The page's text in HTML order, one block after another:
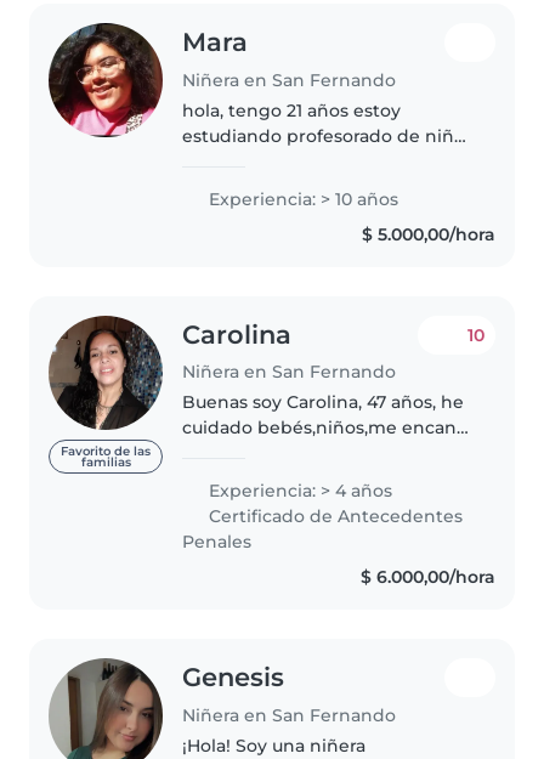
Mara
Niñera en San Fernando
hola, tengo 21 años estoy
estudiando profesorado de niñel
rubro de 10 años y referencias,
cuento con disponibilidad
Experiencia: > 10 años
$ 5.000,00/hora
Favorito de las
familias
Carolina
Niñera en San Fernando
10
Buenas soy Carolina, 47 años, he
cuidado bebés,niños,me encanta
de los mismos,me adapto
fácilmente a cada familia en
cuanto a la crianza que tenga..
Experiencia: > 4 años
Certificado de Antecedentes
Penales
$ 6.000,00/hora
Genesis
Niñera en San Fernando
¡Hola! Soy una niñera